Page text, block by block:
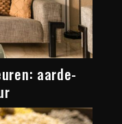
aarde-